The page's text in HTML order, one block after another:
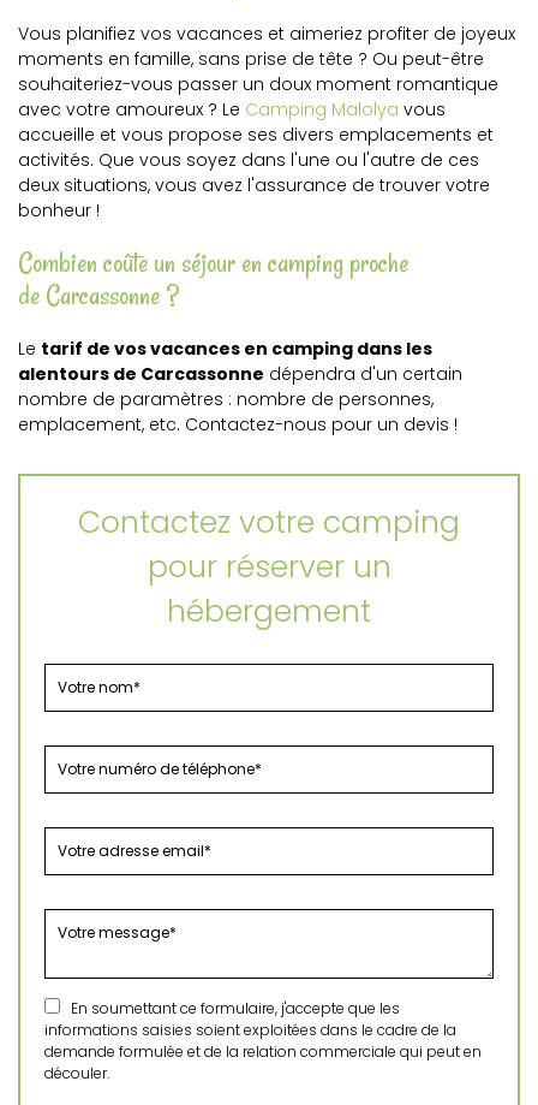
Vous planifiez vos vacances et aimeriez profiter de joyeux
moments en famille, sans prise de tête ? Ou peut-être
souhaiteriez-vous passer un doux moment romantique
avec votre amoureux ? Le Camping Malolya vous
accueille et vous propose ses divers emplacements et
activités. Que vous soyez dans l'une ou l'autre de ces
deux situations, vous avez l'assurance de trouver votre
bonheur !
Combien coûte un séjour en camping proche
de Carcassonne ?
Le tarif de vos vacances en camping dans les
alentours de Carcassonne dépendra d'un certain
nombre de paramètres : nombre de personnes,
emplacement, etc. Contactez-nous pour un devis !
Contactez votre camping
pour réserver un
hébergement
En soumettant ce formulaire, j'accepte que les
informations saisies soient exploitées dans le cadre de la
demande formulée et de la relation commerciale qui peut en
découler.